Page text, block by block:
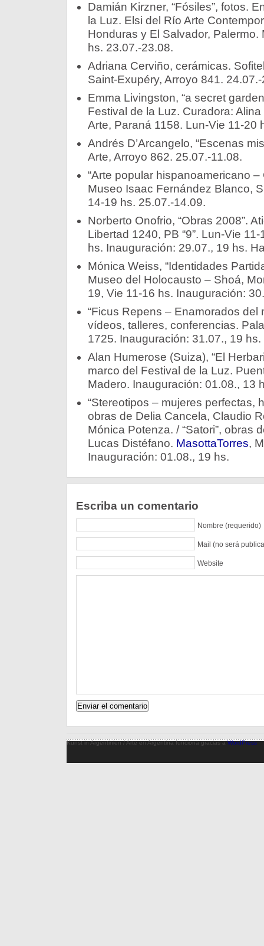
Damián Kirzner, “Fósiles”, fotos.
la Luz. Elsi del Río Arte
Honduras y El Salvador, Palermo.
hs. 23.07.-23.08.
Adriana Cerviño, cerámicas.
Saint-Exupéry, Arroyo 841.
Emma Livingston, “a secret
Festival de la Luz. Curadora:
Arte, Paraná 1158. Lun-Vie 11-20
Andrés D’Arcangelo, “Escenas
Arte, Arroyo 862. 25.07.-11.08.
“Arte popular hispanoamericano
Museo Isaac Fernández Blanco,
14-19 hs. 25.07.-14.09.
Norberto Onofrio, “Obras 2008”.
Libertad 1240, PB “9”. Lun-Vie
hs. Inauguración: 29.07., 19 hs.
Mónica Weiss, “Identidades
Museo del Holocausto – Shoá,
19, Vie 11-16 hs. Inauguración:
“Ficus Repens – Enamorados del
vídeos, talleres, conferencias.
1725. Inauguración: 31.07., 19
Alan Humerose (Suiza), “El
marco del Festival de la Luz.
Madero. Inauguración: 01.08., 13
“Stereotipos – mujeres perfectas,
obras de Delia Cancela, Claudio
Mónica Potenza. / “Satori”, obras
Lucas Distéfano. MasottaTorres,
Inauguración: 01.08., 19 hs.
Escriba un comentario
Nombre (requerido)
Mail (no será
Website
Kunst in Argentinien / Arte en Argentina funciona gracias aWordPress